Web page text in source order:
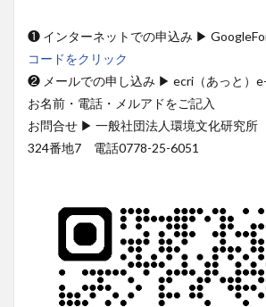
❶ インターネットでの申込み ▶︎
コードをクリック
❷ メールでの申し込み ▶︎ ecri（あっと）
お名前・電話・メルアドをご記入
お問合せ ▶︎ 一般社団法人環境文化研究
324番地7 電話0778-25-6051